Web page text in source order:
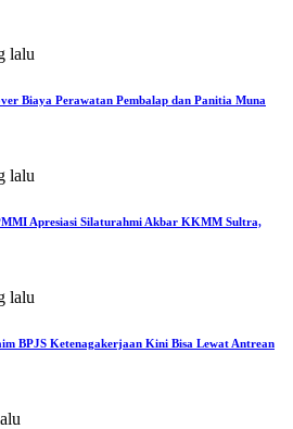
lalu
Biaya Perawatan Pembalap dan Panitia Muna
lalu
Apresiasi Silaturahmi Akbar KKMM Sultra,
lalu
BPJS Ketenagakerjaan Kini Bisa Lewat Antrean